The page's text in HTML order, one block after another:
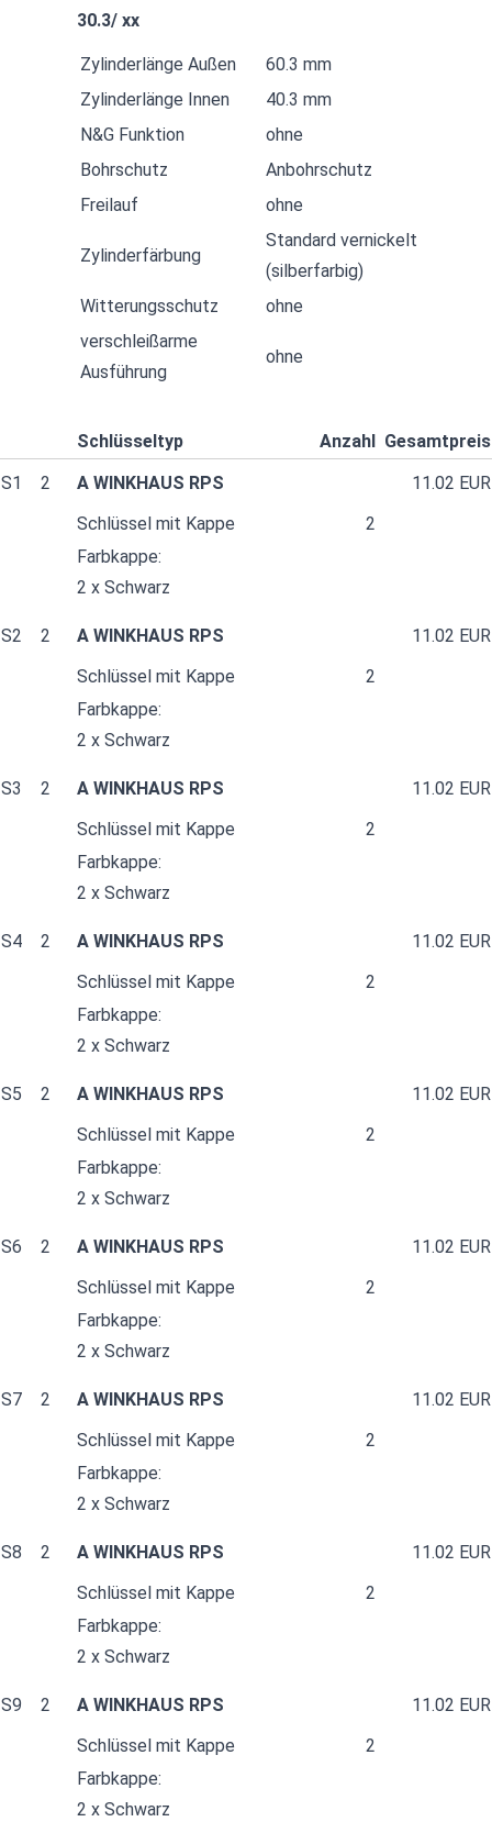
30.3/ xx
Zylinderlänge Außen
60.3 mm
Zylinderlänge Innen
40.3 mm
N&G Funktion
ohne
Bohrschutz
Anbohrschutz
Freilauf
ohne
Zylinderfärbung
Standard vernickelt
(silberfarbig)
Witterungsschutz
ohne
verschleißarme
Ausführung
ohne
Schlüsseltyp Anzahl Gesamtpreis
S1
2 A WINKHAUS RPS
11.02 EUR
Schlüssel mit Kappe
2
Farbkappe:
2 x Schwarz
S2 2 A WINKHAUS RPS
11.02 EUR
Schlüssel mit Kappe
2
Farbkappe:
2 x Schwarz
S3 2 A WINKHAUS RPS
11.02 EUR
Schlüssel mit Kappe
2
Farbkappe:
2 x Schwarz
S4 2 A WINKHAUS RPS
11.02 EUR
Schlüssel mit Kappe
2
Farbkappe:
2 x Schwarz
S5 2 A WINKHAUS RPS
11.02 EUR
Schlüssel mit Kappe
2
Farbkappe:
2 x Schwarz
S6 2 A WINKHAUS RPS
11.02 EUR
Schlüssel mit Kappe
2
Farbkappe:
2 x Schwarz
S7 2 A WINKHAUS RPS
11.02 EUR
Schlüssel mit Kappe
2
Farbkappe:
2 x Schwarz
S8 2 A WINKHAUS RPS
11.02 EUR
Schlüssel mit Kappe
2
Farbkappe:
2 x Schwarz
S9 2 A WINKHAUS RPS
11.02 EUR
Schlüssel mit Kappe
2
Farbkappe:
2 x Schwarz